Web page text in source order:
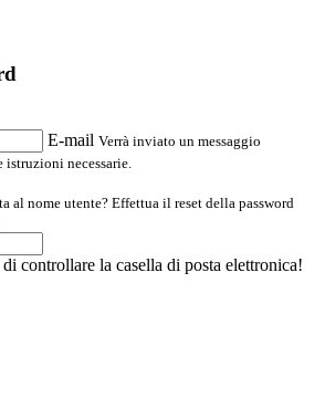
E-mail Verrà inviato un messaggio
necessarie.
al nome utente? Effettua il reset della password
controllare la casella di posta elettronica!